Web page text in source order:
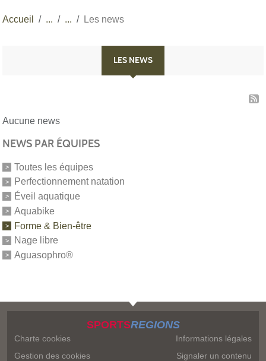
Accueil Les news
LES NEWS
Aucune news
NEWS PAR ÉQUIPES
Toutes les équipes
Perfectionnement natation
Éveil aquatique
Aquabike
Forme & Bien-être
Nage libre
Aguasophro®
SPORTSREGIONS
Charte cookies
Gestion des cookies
Informations légales
Signaler un contenu